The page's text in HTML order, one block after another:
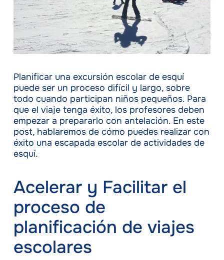
Planificar una excursión escolar de esquí
puede ser un proceso difícil y largo, sobre
todo cuando participan niños pequeños. Para
que el viaje tenga éxito, los profesores deben
empezar a prepararlo con antelación. En este
post, hablaremos de cómo puedes realizar con
éxito una escapada escolar de actividades de
esquí.
Acelerar y Facilitar el
proceso de
planificación de viajes
escolares